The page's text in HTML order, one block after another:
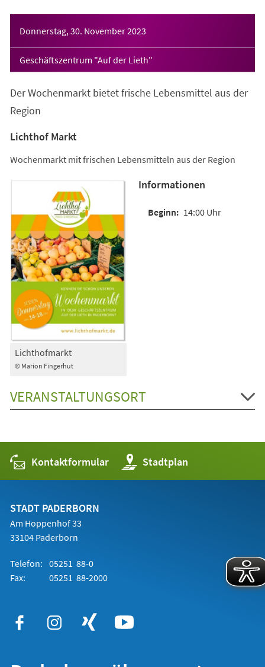
Donnerstag, 30. November 2023
Geschäftszentrum "Auf der Lieth"
Der Wochenmarkt bietet frische Lebensmittel aus der
Region
Lichthof Markt
Wochenmarkt mit frischen Lebensmitteln aus der Region
© Marion Fingerhut
Lichthofmarkt
Informationen
14:00 Uhr
VERANSTALTUNGSORT
Kontaktformular Stadtplan
(Öffnet
in
einem
STADT PADERBORN
Am Hoppenhof 33
33104 Paderborn
Telefon: 05251 88-0
Fax:
05251 88-2000